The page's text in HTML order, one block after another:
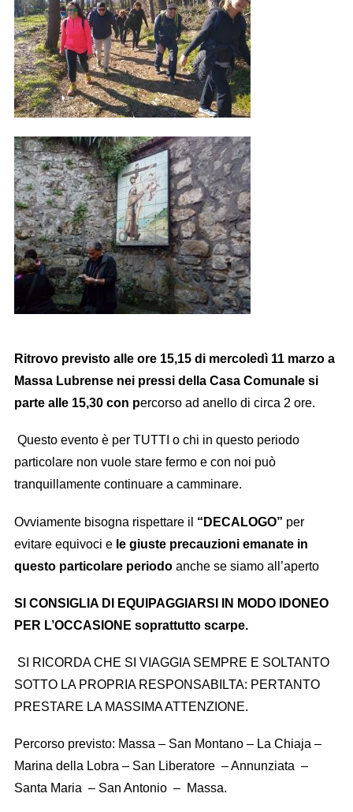
Ritrovo previsto alle ore 15,15 di mercoledì 11 marzo a
Massa Lubrense nei pressi della Casa Comunale si
parte alle 15,30 con percorso ad anello di circa 2 ore.
Questo evento è per TUTTI o chi in questo periodo
particolare non vuole stare fermo e con noi può
tranquillamente continuare a camminare.
Ovviamente bisogna rispettare il “DECALOGO” per
evitare equivoci e le giuste precauzioni emanate in
questo particolare periodo anche se siamo all’aperto
SI CONSIGLIA DI EQUIPAGGIARSI IN MODO IDONEO
PER L’OCCASIONE soprattutto scarpe.
SI RICORDA CHE SI VIAGGIA SEMPRE E SOLTANTO
SOTTO LA PROPRIA RESPONSABILTA: PERTANTO
PRESTARE LA MASSIMA ATTENZIONE.
Percorso previsto: Massa – San Montano – La Chiaja –
Marina della Lobra – San Liberatore – Annunziata –
Santa Maria – San Antonio – Massa.